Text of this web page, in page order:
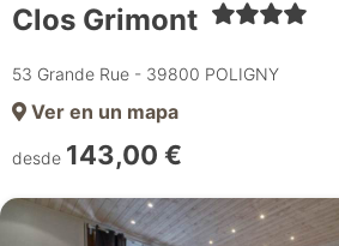
Clos Grimont
53 Grande Rue - 39800 POLIGNY
Ver en un mapa
desde 143,00 €